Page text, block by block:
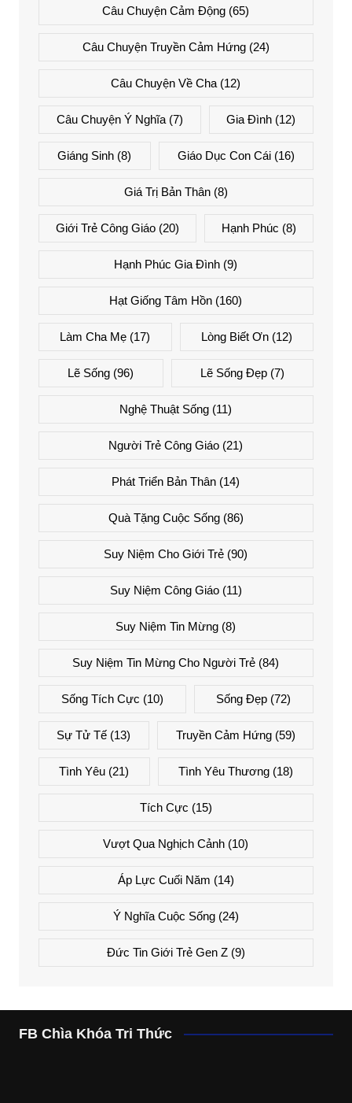
Câu Chuyện Cảm Động (65)
Câu Chuyện Truyền Cảm Hứng(24)
Câu Chuyện Về Cha (12)
Câu Chuyện Ý Nghĩa(7) Gia Đình (12)
Giáng Sinh (8) Giáo Dục Con Cái(16)
Giá Trị Bản Thân(8)
Giới Trẻ Công Giáo(20) Hạnh Phúc (8)
Hạnh Phúc Gia Đình (9)
Hạt Giống Tâm Hồn (160)
Làm Cha Mẹ (17) Lòng Biết Ơn(12)
Lẽ Sống (96) Lẽ Sống Đẹp(7)
Nghệ Thuật Sống (11)
Người Trẻ Công Giáo (21)
Phát Triển Bản Thân (14)
Quà Tặng Cuộc Sống(86)
Suy Niệm Cho Giới Trẻ (90)
Suy Niệm Công Giáo(11)
Suy Niệm Tin Mừng (8)
Suy Niệm Tin Mừng Cho Người Trẻ (84)
Sống Tích Cực (10) Sống Đẹp (72)
Sự Tử Tế (13) Truyền Cảm Hứng(59)
Tình Yêu (21) Tình Yêu Thương(18)
Tích Cực (15)
Vượt Qua Nghịch Cảnh (10)
Áp Lực Cuối Năm (14)
Ý Nghĩa Cuộc Sống(24)
Đức Tin Giới Trẻ Gen Z(9)
FB Chìa Khóa Tri Thức